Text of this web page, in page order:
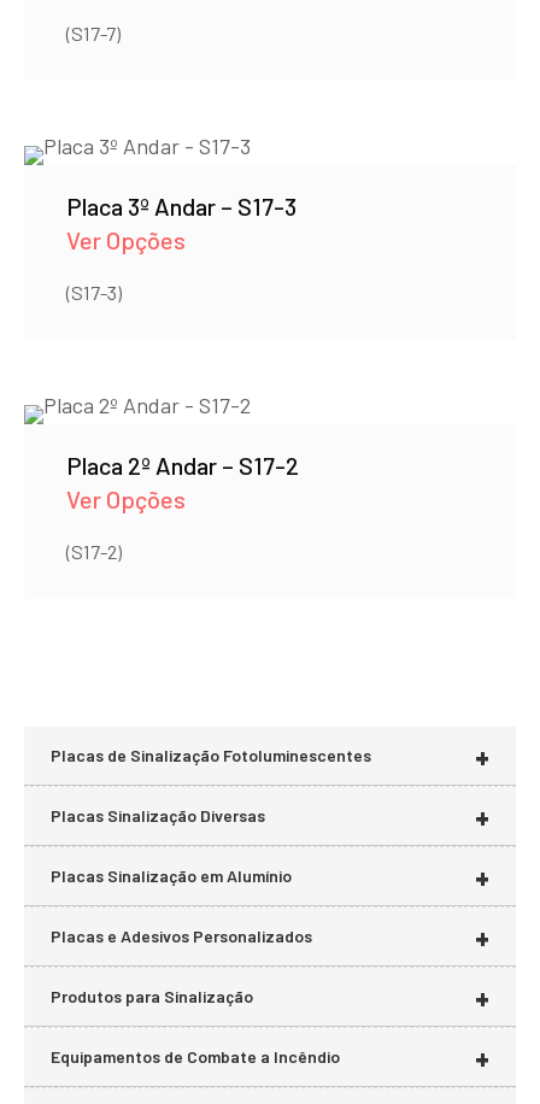
(S17-7)
Placa 3º Andar – S17-3
Ver Opções
(S17-3)
Placa 2º Andar – S17-2
Ver Opções
(S17-2)
+
Placas de Sinalização Fotoluminescentes
+
Placas Sinalização Diversas
+
Placas Sinalização em Alumínio
+
Placas e Adesivos Personalizados
+
Produtos para Sinalização
+
Equipamentos de Combate a Incêndio